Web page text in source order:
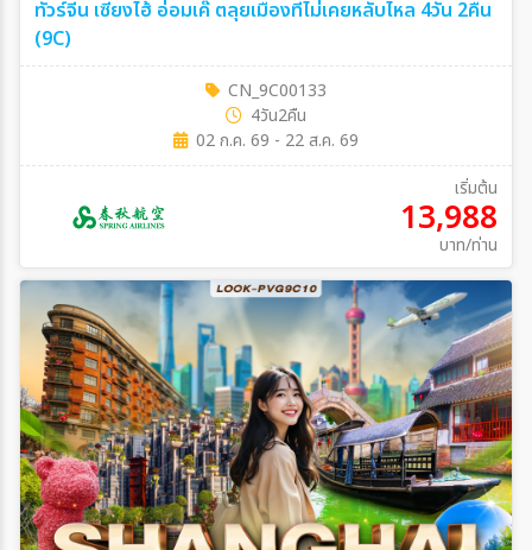
ทัวร์จีน เซี่ยงไฮ้ อ่อมเค๊ ตลุยเมืองที่ไม่เคยหลับไหล 4วัน 2คืน
(9C)
CN_9C00133
4วัน2คืน
02 ก.ค. 69 - 22 ส.ค. 69
เริ่มต้น
13,988
บาท/ท่าน